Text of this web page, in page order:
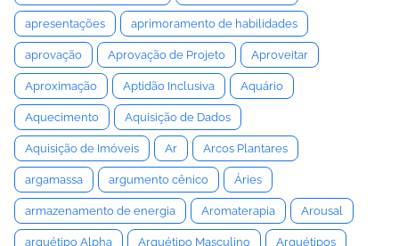
apresentações aprimoramento de habilidades
aprovação Aprovação de Projeto Aproveitar
Aproximação Aptidão Inclusiva Aquário
Aquecimento Aquisição de Dados
Aquisição de Imóveis Ar Arcos Plantares
argamassa argumento cênico Áries
armazenamento de energia Aromaterapia Arousal
arquétipo Alpha Arquétipo Masculino Arquétipos